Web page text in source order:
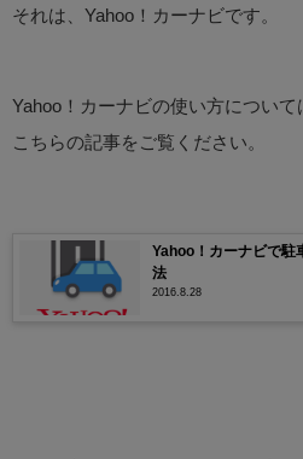
それは、Yahoo！カーナビです。
Yahoo！カーナビの使い方について
こちらの記事をご覧ください。
Yahoo！カーナビで駐
法
2016.8.28